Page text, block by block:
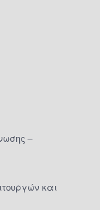
–
και